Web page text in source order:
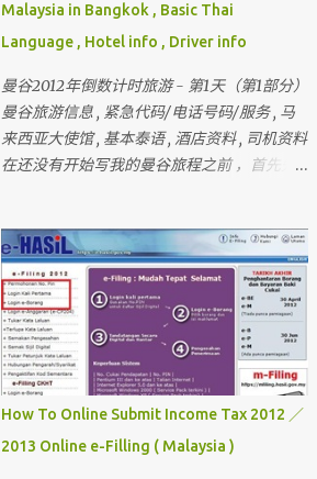
Malaysia in Bangkok , Basic Thai
Language , Hotel info , Driver info
曼谷2012年倒数计时旅游 - 第1天（第1部分）
曼谷旅游信息 , 紧急代码/电话号码/服务 , 马
来西亚大使馆 , 基本泰语 , 酒店资料 , 司机资料
在还没有开始写我的曼谷旅程之前 ，首先先
， 欢迎你们来作客 首先要介绍这次曼谷的“团
员”和说明关于曼谷的某些东西 我一直有带朋
友出国玩 （ 但我不是导游 ） 最多的一次是带
十六个人 。 这次是七个人 （ 包括我 ）
但。。。对我来说 ， 这次是最困难的一次 。
为什么？？？？ 看看相片先 。
How To Online Submit Income Tax 2012 ／
2013 Online e-Filling ( Malaysia )